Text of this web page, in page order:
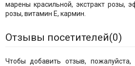
марены красильной, экстракт розы,
розы, витамин Е, кармин.
Отзывы посетителей(0)
Чтобы добавить отзыв, пожалуйста,